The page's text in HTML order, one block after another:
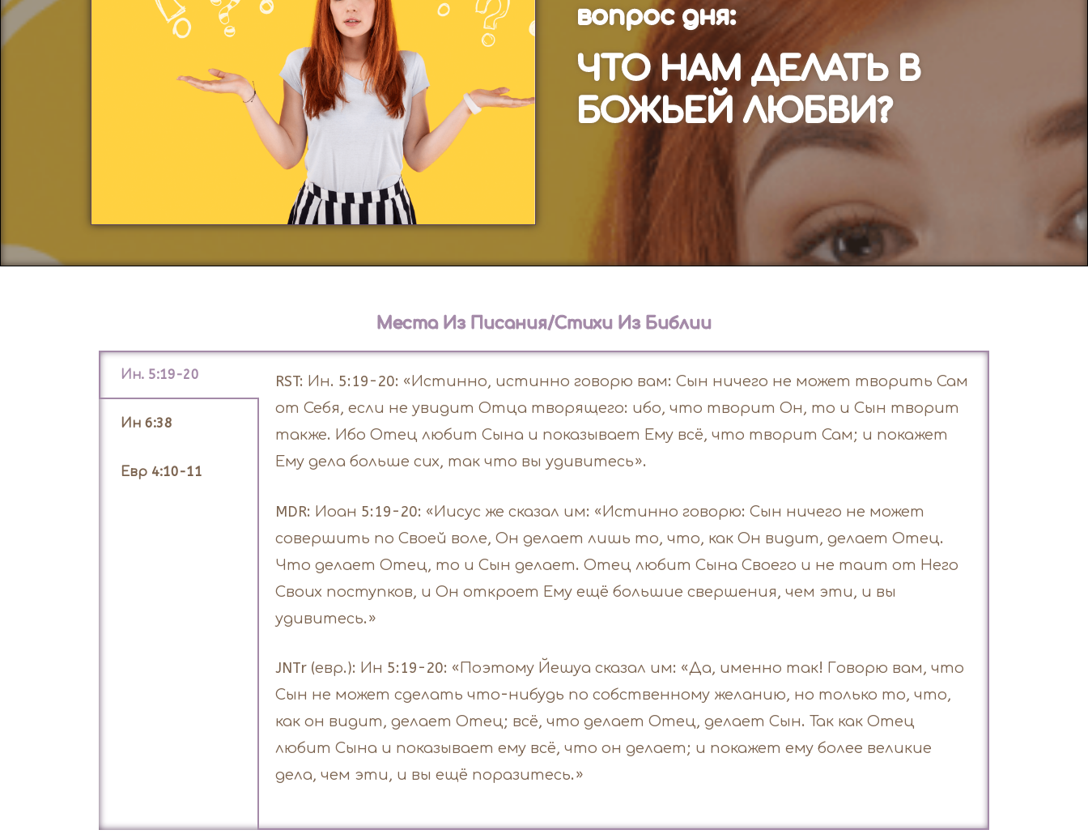
вопрос дня:
ЧТО НАМ ДЕЛАТЬ В
БОЖЬЕЙ ЛЮБВИ?
Места Из Писания/Стихи Из Библии
Ин. 5:19-20
Ин 6:38
Евр 4:10-11
RST: Ин. 5:19-20: «Истинно, истинно говорю вам: Сын ничего не может творить Сам
от Себя, если не увидит Отца творящего: ибо, что творит Он, то и Сын творит
также. Ибо Отец любит Сына и показывает Ему всё, что творит Сам; и покажет
Ему дела больше сих, так что вы удивитесь».
MDR: Иоан 5:19-20: «Иисус же сказал им: «Истинно говорю: Сын ничего не может
совершить по Своей воле, Он делает лишь то, что, как Он видит, делает Отец.
Что делает Отец, то и Сын делает. Отец любит Сына Своего и не таит от Него
Своих поступков, и Он откроет Ему ещё большие свершения, чем эти, и вы
удивитесь.»
JNTr (евр.): Ин 5:19-20: «Поэтому Йешуа сказал им: «Да, именно так! Говорю вам, что
Сын не может сделать что-нибудь по собственному желанию, но только то, что,
как он видит, делает Отец; всё, что делает Отец, делает Сын. Так как Отец
любит Сына и показывает ему всё, что он делает; и покажет ему более великие
дела, чем эти, и вы ещё поразитесь.»